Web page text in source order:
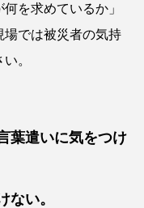
を求めているか」
場では被災者の気持
。
葉遣いに気をつけ
ない。